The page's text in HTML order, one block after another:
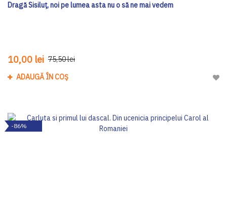
Dragă Sisiluţ, noi pe lumea asta nu o să ne mai vedem
10,00 lei 75,50 lei
ADAUGĂ ÎN COȘ
-86%